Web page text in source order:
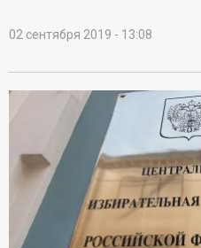
02 сентября 2019 - 13:08